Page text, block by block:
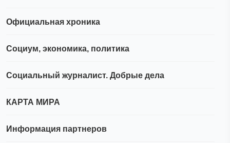
Официальная хроника
Социум, экономика, политика
Социальный журналист. Добрые дела
КАРТА МИРА
Информация партнеров